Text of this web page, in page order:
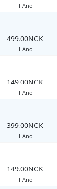
1 Ano
499,00NOK
1 Ano
149,00NOK
1 Ano
399,00NOK
1 Ano
149,00NOK
1 Ano